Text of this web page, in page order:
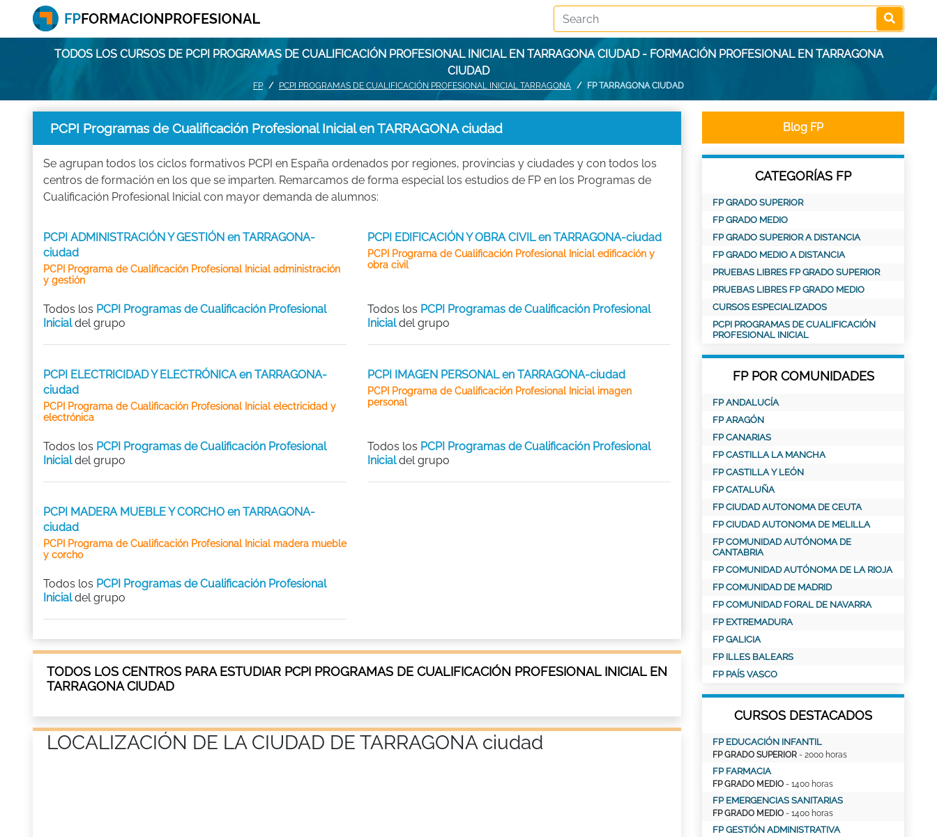
TODOS LOS CURSOS DE PCPI PROGRAMAS DE CUALIFICACIÓN PROFESIONAL INICIAL EN TARRAGONA CIUDAD - FORMACIÓN PROFESIONAL EN TARRAGONA
CIUDAD
FP PCPI PROGRAMAS DE CUALIFICACIÓN PROFESIONAL INICIAL TARRAGONA FP TARRAGONA CIUDAD
PCPI Programas de Cualificación Profesional Inicial en TARRAGONA ciudad
Se agrupan todos los ciclos formativos PCPI en España ordenados por regiones, provincias y ciudades y con todos los
centros de formación en los que se imparten. Remarcamos de forma especial los estudios de FP en los Programas de
Cualificación Profesional Inicial con mayor demanda de alumnos:
PCPI ADMINISTRACIÓN Y GESTIÓN en TARRAGONA-
ciudad
PCPI Programa de Cualificación Profesional Inicial administración
y gestión
Todos los PCPI Programas de Cualificación Profesional
Inicialdel grupo
PCPI EDIFICACIÓN Y OBRA CIVIL en TARRAGONA-ciudad
PCPI Programa de Cualificación Profesional Inicial edificación y
obra civil
Todos los PCPI Programas de Cualificación Profesional
Inicialdel grupo
PCPI ELECTRICIDAD Y ELECTRÓNICA en TARRAGONA-
ciudad
PCPI Programa de Cualificación Profesional Inicial electricidad y
electrónica
Todos los PCPI Programas de Cualificación Profesional
Inicialdel grupo
PCPI IMAGEN PERSONAL en TARRAGONA-ciudad
PCPI Programa de Cualificación Profesional Inicial imagen
personal
Todos los PCPI Programas de Cualificación Profesional
Inicialdel grupo
PCPI MADERA MUEBLE Y CORCHO en TARRAGONA-
ciudad
PCPI Programa de Cualificación Profesional Inicial madera mueble
y corcho
Todos los PCPI Programas de Cualificación Profesional
Inicialdel grupo
TODOS LOS CENTROS PARA ESTUDIAR PCPI PROGRAMAS DE CUALIFICACIÓN PROFESIONAL INICIAL EN
TARRAGONA CIUDAD
LOCALIZACIÓN DE LA CIUDAD DE TARRAGONA ciudad
Blog FP
CATEGORÍAS FP
FP GRADO SUPERIOR
FP GRADO MEDIO
FP GRADO SUPERIOR A DISTANCIA
FP GRADO MEDIO A DISTANCIA
PRUEBAS LIBRES FP GRADO SUPERIOR
PRUEBAS LIBRES FP GRADO MEDIO
CURSOS ESPECIALIZADOS
PCPI PROGRAMAS DE CUALIFICACIÓN
PROFESIONAL INICIAL
FP POR COMUNIDADES
FP ANDALUCÍA
FP ARAGÓN
FP CANARIAS
FP CASTILLA LA MANCHA
FP CASTILLA Y LEÓN
FP CATALUÑA
FP CIUDAD AUTONOMA DE CEUTA
FP CIUDAD AUTONOMA DE MELILLA
FP COMUNIDAD AUTÓNOMA DE
CANTABRIA
FP COMUNIDAD AUTÓNOMA DE LA RIOJA
FP COMUNIDAD DE MADRID
FP COMUNIDAD FORAL DE NAVARRA
FP EXTREMADURA
FP GALICIA
FP ILLES BALEARS
FP PAÍS VASCO
CURSOS DESTACADOS
FP EDUCACIÓN INFANTIL
FP GRADO SUPERIOR - 2000 horas
FP FARMACIA
FP GRADO MEDIO - 1400 horas
FP EMERGENCIAS SANITARIAS
FP GRADO MEDIO - 1400 horas
FP GESTIÓN ADMINISTRATIVA